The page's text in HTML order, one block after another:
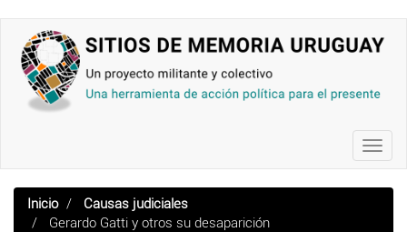
contenido
principal
Inicio
Causas judiciales
Gerardo Gatti y otros su desaparición